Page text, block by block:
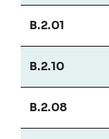
B.2.01
B.2.10
B.2.08